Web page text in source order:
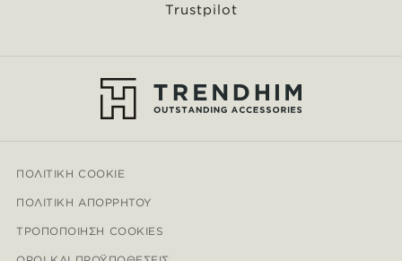
Trustpilot
ΠΟΛΙΤΙΚΉ COOKIE
ΠΟΛΙΤΙΚΉ ΑΠΟΡΡΉΤΟΥ
ΤΡΟΠΟΠΟΊΗΣΗ COOKIES